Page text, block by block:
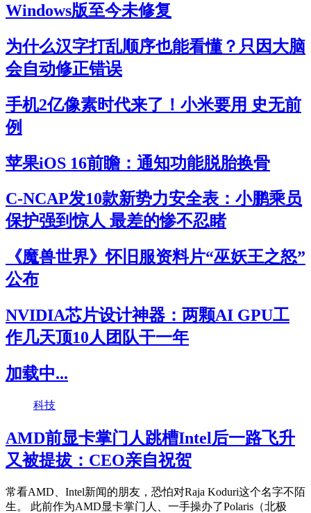
Windows版至今未修复
为什么汉字打乱顺序也能看懂？只因大脑
会自动修正错误
手机2亿像素时代来了！小米要用 史无前
例
苹果iOS 16前瞻：通知功能脱胎换骨
C-NCAP发10款新势力安全表：小鹏乘员
保护强到惊人 最差的惨不忍睹
《魔兽世界》怀旧服资料片“巫妖王之怒”
公布
NVIDIA芯片设计神器：两颗AI GPU工
作几天顶10人团队干一年
加载中...
科技
AMD前显卡掌门人跳槽Intel后一路飞升
又被提拔：CEO亲自祝贺
常看AMD、Intel新闻的朋友，恐怕对Raja Koduri这个名字不陌
生。 此前作为AMD显卡掌门人、一手操办了Polaris（北极